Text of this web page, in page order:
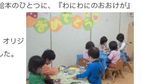
のひとつに、『わにわにのおおけが』
オリジ
。